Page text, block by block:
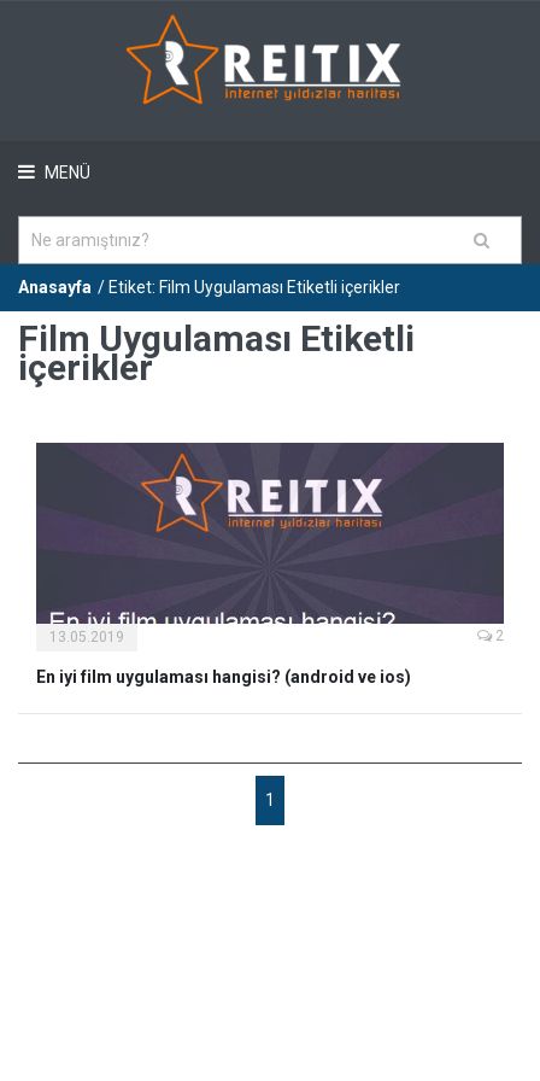
MENÜ
Anasayfa / Etiket: Film Uygulaması Etiketli içerikler
Film Uygulaması Etiketli
içerikler
13.05.2019 2
En iyi film uygulaması hangisi? (android ve ios)
1